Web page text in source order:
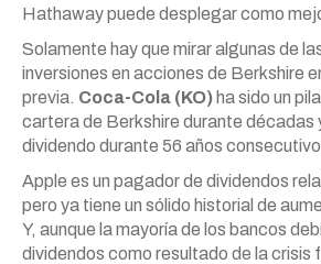
Hathaway puede desplegar como
Solamente hay que mirar algunas de
inversiones en acciones de Berkshire
previa. Coca-Cola (KO) ha sido un
cartera de Berkshire durante décadas
dividendo durante 56 años
Apple es un pagador de dividendos
pero ya tiene un sólido historial de
Y, aunque la mayoría de los bancos
dividendos como resultado de la crisis